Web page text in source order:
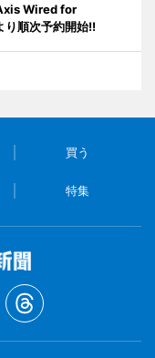
Wired for
順次予約開始!!
買う
特集